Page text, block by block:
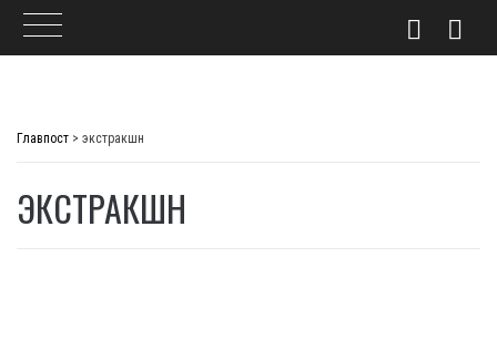
Главпост > экстракшн
ЭКСТРАКШН